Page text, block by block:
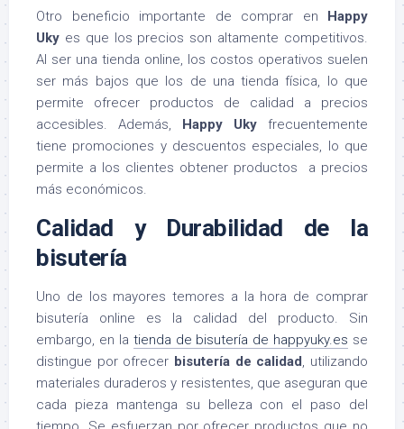
Otro beneficio importante de comprar en Happy
Uky es que los precios son altamente competitivos.
Al ser una tienda online, los costos operativos suelen
ser más bajos que los de una tienda física, lo que
permite ofrecer productos de calidad a precios
accesibles. Además, Happy Uky frecuentemente
tiene promociones y descuentos especiales, lo que
permite a los clientes obtener productos a precios
más económicos.
Calidad y Durabilidad de la
bisutería
Uno de los mayores temores a la hora de comprar
bisutería online es la calidad del producto. Sin
embargo, en la tienda de bisutería de happyuky.es se
distingue por ofrecer bisutería de calidad, utilizando
materiales duraderos y resistentes, que aseguran que
cada pieza mantenga su belleza con el paso del